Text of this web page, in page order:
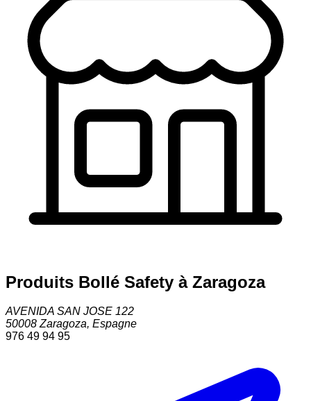
Produits Bollé Safety à Zaragoza
AVENIDA SAN JOSE 122
50008 Zaragoza, Espagne
976 49 94 95